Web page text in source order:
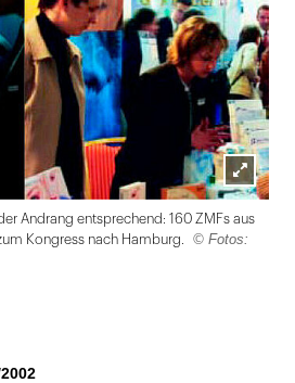
Lightbox
öffnen
Andrang entsprechend: 160 ZMFs aus
Kongress nach Hamburg.
© Fotos: